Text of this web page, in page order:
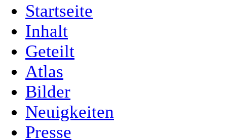
Startseite
Inhalt
Geteilt
Atlas
Bilder
Neuigkeiten
Presse